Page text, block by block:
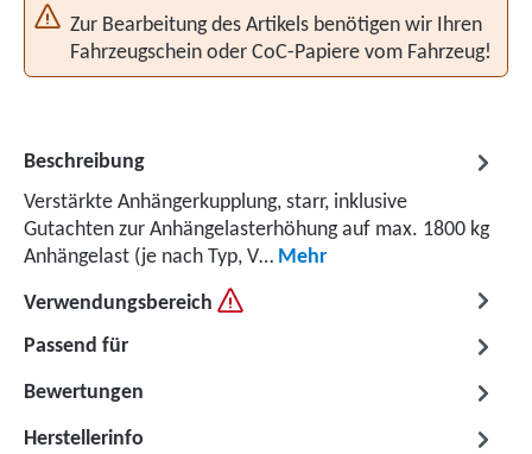
Zur Bearbeitung des Artikels benötigen wir Ihren
Fahrzeugschein oder CoC-Papiere vom Fahrzeug!
Beschreibung
Verstärkte Anhängerkupplung, starr, inklusive
Gutachten zur Anhängelasterhöhung auf max. 1800 kg
Anhängelast (je nach Typ, V… Mehr
Verwendungsbereich
Passend für
Bewertungen
Herstellerinfo